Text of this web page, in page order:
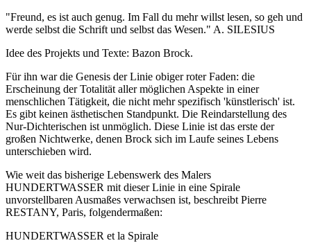
"Freund, es ist auch genug. Im Fall du mehr willst lesen, so geh und
werde selbst die Schrift und selbst das Wesen." A. SILESIUS
Idee des Projekts und Texte: Bazon Brock.
Für ihn war die Genesis der Linie obiger roter Faden: die
Erscheinung der Totalität aller möglichen Aspekte in einer
menschlichen Tätigkeit, die nicht mehr spezifisch 'künstlerisch' ist.
Es gibt keinen ästhetischen Standpunkt. Die Reindarstellung des
Nur-Dichterischen ist unmöglich. Diese Linie ist das erste der
großen Nichtwerke, denen Brock sich im Laufe seines Lebens
unterschieben wird.
Wie weit das bisherige Lebenswerk des Malers
HUNDERTWASSER mit dieser Linie in eine Spirale
unvorstellbaren Ausmaßes verwachsen ist, beschreibt Pierre
RESTANY, Paris, folgendermaßen:
HUNDERTWASSER et la Spirale